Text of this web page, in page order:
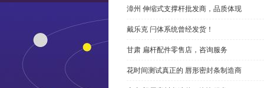
漳州 伸缩式支撑杆批发商，品质体现
戴乐克 闩体系统曾经发货！
甘肃 扁杆配件零售店，咨询服务
花时间测试真正的 唇形密封条制造商